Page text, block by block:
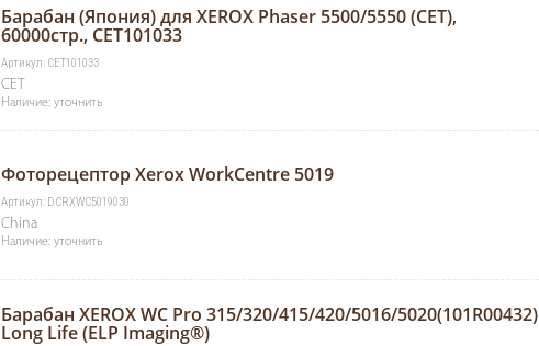
Барабан (Япония) для XEROX Phaser 5500/5550 (CET),
60000стр., CET101033
Артикул: CET101033
CET
Наличие: уточнить
Фоторецептор Xerox WorkCentre 5019
Артикул: DCRXWC5019030
China
Наличие: уточнить
Барабан XEROX WC Pro 315/320/415/420/5016/5020(101R00432)
Long Life (ELP Imaging®)